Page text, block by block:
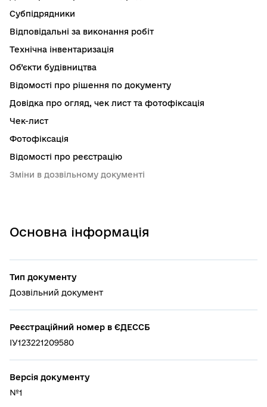
Основна інформація
Тип документу
Дозвільний документ
Реєстраційний номер в ЄДЕССБ
ІУ123221209580
Версія документу
№1
Субпідрядники
Відповідальні за виконання робіт
Технічна інвентаризація
Об’єкти будівництва
Відомості про рішення по документу
Довідка про огляд, чек лист та фотофіксація
Чек-лист
Фотофіксація
Відомості про реєстрацію
Зміни в дозвільному документі